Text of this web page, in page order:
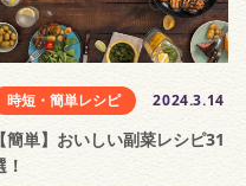
時短・簡単レシピ 2024.3.14
【簡単】おいしい副菜レシピ31
！